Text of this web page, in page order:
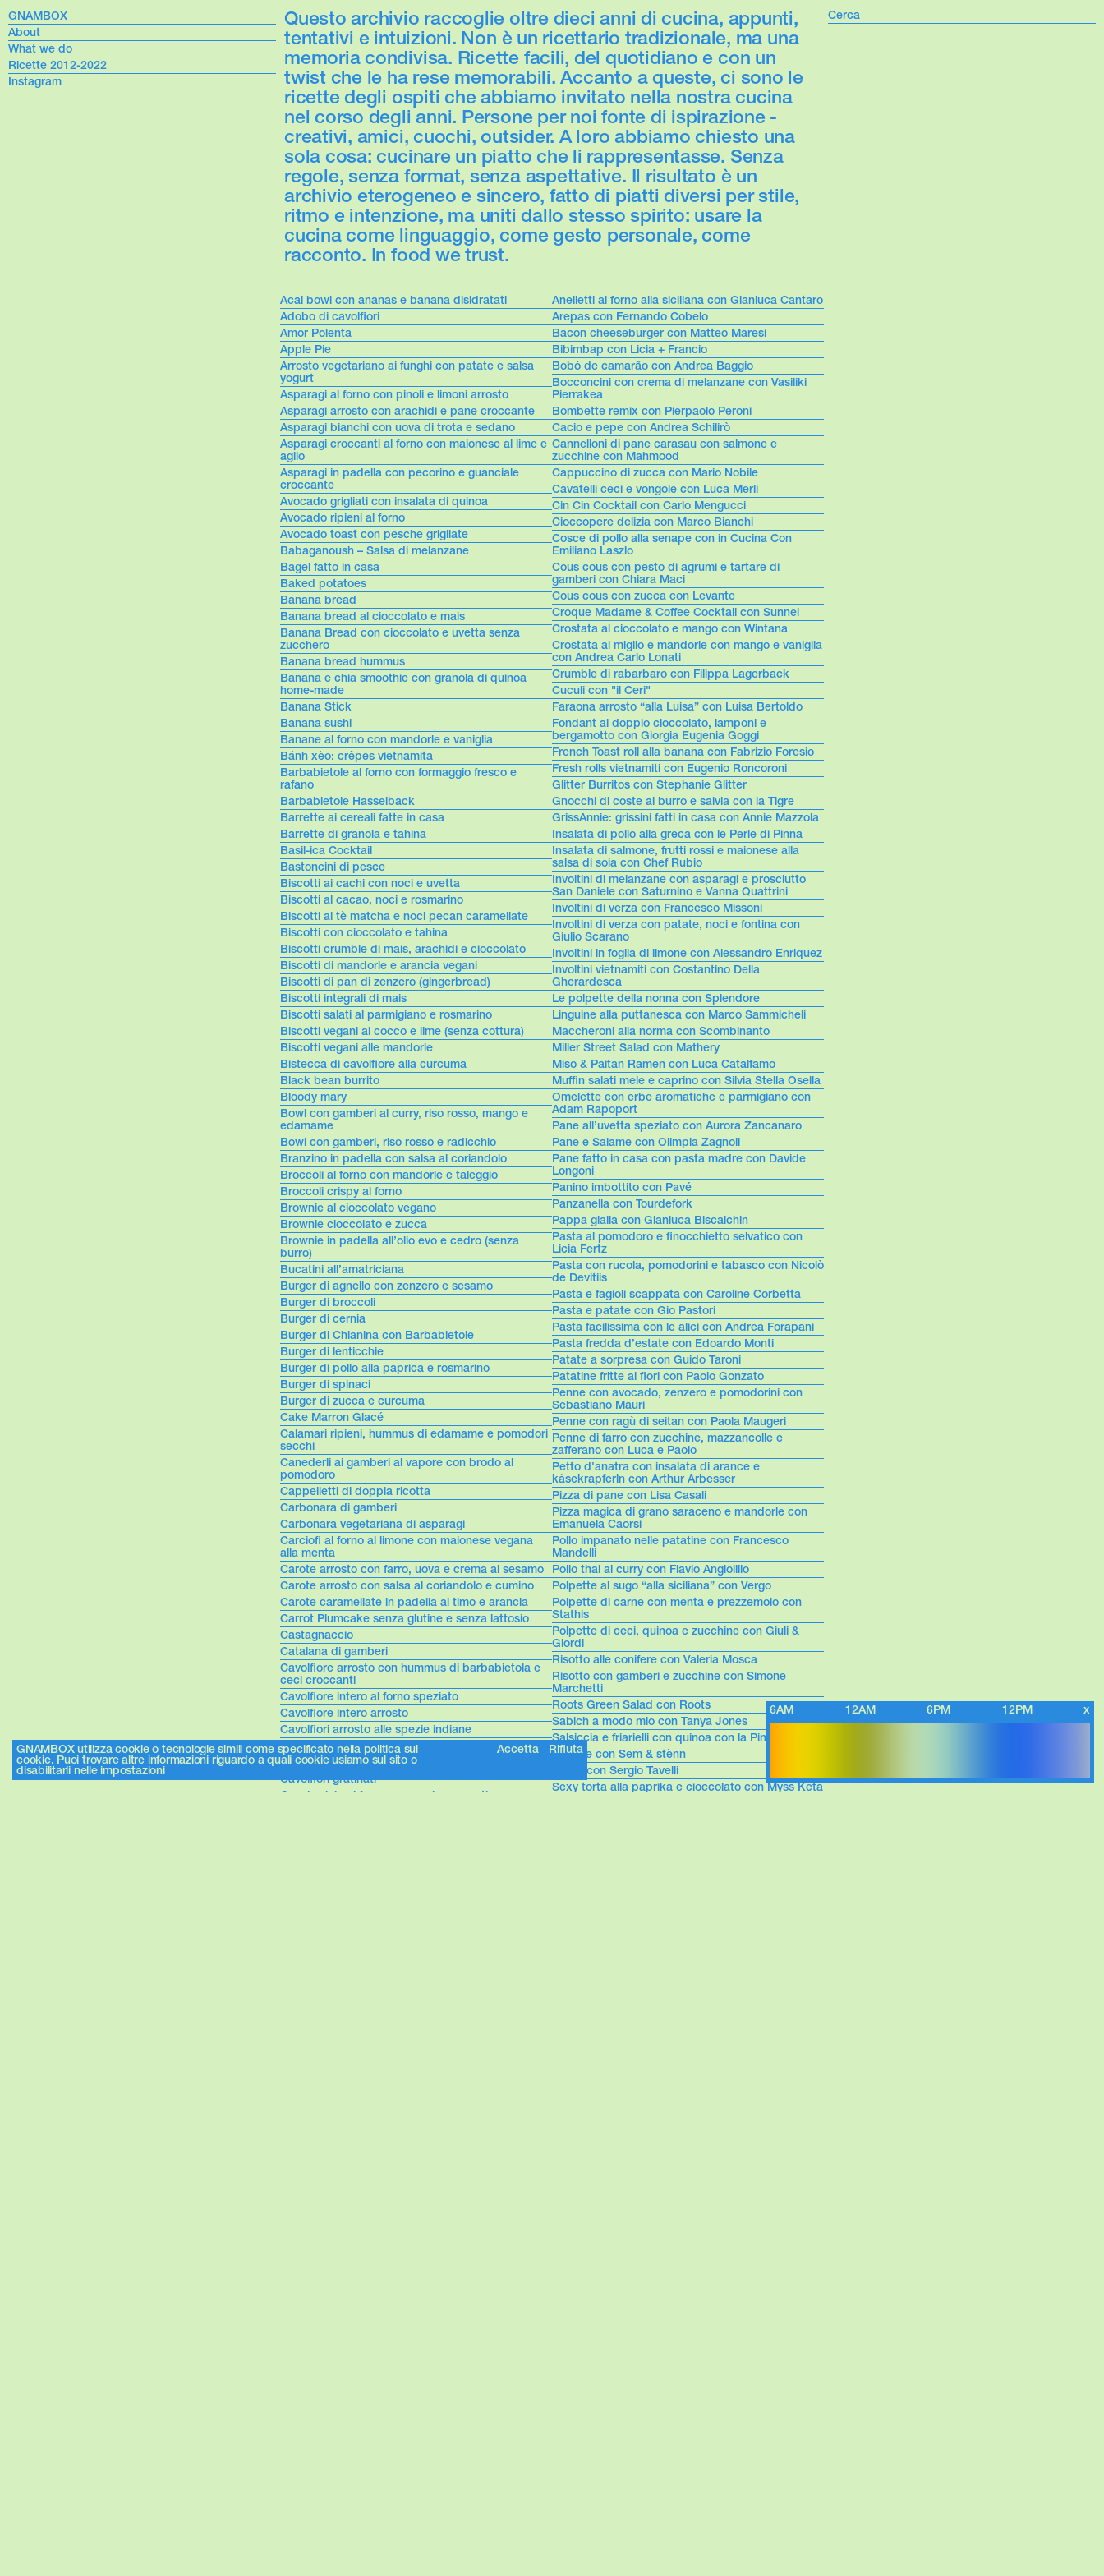
Questo archivio raccoglie oltre dieci anni di cucina, appunti,
tentativi e intuizioni. Non è un ricettario tradizionale, ma una
memoria condivisa. Ricette facili, del quotidiano e con un
twist che le ha rese memorabili. Accanto a queste, ci sono le
ricette degli ospiti che abbiamo invitato nella nostra cucina
nel corso degli anni. Persone per noi fonte di ispirazione -
creativi, amici, cuochi, outsider. A loro abbiamo chiesto una
sola cosa: cucinare un piatto che li rappresentasse. Senza
regole, senza format, senza aspettative. Il risultato è un
archivio eterogeneo e sincero, fatto di piatti diversi per stile,
ritmo e intenzione, ma uniti dallo stesso spirito: usare la
cucina come linguaggio, come gesto personale, come
racconto. In food we trust.
GNAMBOX
About
What we do
Ricette 2012-2022
Instagram
Acai bowl con ananas e banana disidratati
Adobo di cavolfiori
Amor Polenta
Apple Pie
Arrosto vegetariano ai funghi con patate e salsa
yogurt
Asparagi al forno con pinoli e limoni arrosto
Asparagi arrosto con arachidi e pane croccante
Asparagi bianchi con uova di trota e sedano
Asparagi croccanti al forno con maionese al lime e
aglio
Asparagi in padella con pecorino e guanciale
croccante
Avocado grigliati con insalata di quinoa
Avocado ripieni al forno
Avocado toast con pesche grigliate
Babaganoush – Salsa di melanzane
Bagel fatto in casa
Baked potatoes
Banana bread
Banana bread al cioccolato e mais
Banana Bread con cioccolato e uvetta senza
zucchero
Banana bread hummus
Banana e chia smoothie con granola di quinoa
home-made
Banana Stick
Banana sushi
Banane al forno con mandorle e vaniglia
Bánh xèo: crêpes vietnamita
Barbabietole al forno con formaggio fresco e
rafano
Barbabietole Hasselback
Barrette ai cereali fatte in casa
Barrette di granola e tahina
Basil-ica Cocktail
Bastoncini di pesce
Biscotti ai cachi con noci e uvetta
Biscotti al cacao, noci e rosmarino
Biscotti al tè matcha e noci pecan caramellate
Biscotti con cioccolato e tahina
Biscotti crumble di mais, arachidi e cioccolato
Biscotti di mandorle e arancia vegani
Biscotti di pan di zenzero (gingerbread)
Biscotti integrali di mais
Biscotti salati al parmigiano e rosmarino
Biscotti vegani al cocco e lime (senza cottura)
Biscotti vegani alle mandorle
Bistecca di cavolfiore alla curcuma
Black bean burrito
Bloody mary
Bowl con gamberi al curry, riso rosso, mango e
edamame
Bowl con gamberi, riso rosso e radicchio
Branzino in padella con salsa al coriandolo
Broccoli al forno con mandorle e taleggio
Broccoli crispy al forno
Brownie al cioccolato vegano
Brownie cioccolato e zucca
Brownie in padella all’olio evo e cedro (senza
burro)
Bucatini all’amatriciana
Burger di agnello con zenzero e sesamo
Burger di broccoli
Burger di cernia
Burger di Chianina con Barbabietole
Burger di lenticchie
Burger di pollo alla paprica e rosmarino
Burger di spinaci
Burger di zucca e curcuma
Cake Marron Glacé
Calamari ripieni, hummus di edamame e pomodori
secchi
Canederli ai gamberi al vapore con brodo al
pomodoro
Cappelletti di doppia ricotta
Carbonara di gamberi
Carbonara vegetariana di asparagi
Carciofi al forno al limone con maionese vegana
alla menta
Carote arrosto con farro, uova e crema al sesamo
Carote arrosto con salsa al coriandolo e cumino
Carote caramellate in padella al timo e arancia
Carrot Plumcake senza glutine e senza lattosio
Castagnaccio
Catalana di gamberi
Cavolfiore arrosto con hummus di barbabietola e
ceci croccanti
Cavolfiore intero al forno speziato
Cavolfiore intero arrosto
Cavolfiori arrosto alle spezie indiane
Cavolfiori arrosto con salsa yogurt e sesamo
Cavolfiori crispy al forno
Cavolfiori gratinati
Cavolo viola al forno con ceci croccanti
Anelletti al forno alla siciliana con Gianluca Cantaro
Arepas con Fernando Cobelo
Bacon cheeseburger con Matteo Maresi
Bibimbap con Licia + Francio
Bobó de camarão con Andrea Baggio
Bocconcini con crema di melanzane con Vasiliki
Pierrakea
Bombette remix con Pierpaolo Peroni
Cacio e pepe con Andrea Schilirò
Cannelloni di pane carasau con salmone e
zucchine con Mahmood
Cappuccino di zucca con Mario Nobile
Cavatelli ceci e vongole con Luca Merli
Cin Cin Cocktail con Carlo Mengucci
Cioccopere delizia con Marco Bianchi
Cosce di pollo alla senape con in Cucina Con
Emiliano Laszlo
Cous cous con pesto di agrumi e tartare di
gamberi con Chiara Maci
Cous cous con zucca con Levante
Croque Madame & Coffee Cocktail con Sunnei
Crostata al cioccolato e mango con Wintana
Crostata al miglio e mandorle con mango e vaniglia
con Andrea Carlo Lonati
Crumble di rabarbaro con Filippa Lagerback
Cuculi con "il Ceri"
Faraona arrosto “alla Luisa” con Luisa Bertoldo
Fondant al doppio cioccolato, lamponi e
bergamotto con Giorgia Eugenia Goggi
French Toast roll alla banana con Fabrizio Foresio
Fresh rolls vietnamiti con Eugenio Roncoroni
Glitter Burritos con Stephanie Glitter
Gnocchi di coste al burro e salvia con la Tigre
GrissAnnie: grissini fatti in casa con Annie Mazzola
Insalata di pollo alla greca con le Perle di Pinna
Insalata di salmone, frutti rossi e maionese alla
salsa di soia con Chef Rubio
Involtini di melanzane con asparagi e prosciutto
San Daniele con Saturnino e Vanna Quattrini
Involtini di verza con Francesco Missoni
Involtini di verza con patate, noci e fontina con
Giulio Scarano
Involtini in foglia di limone con Alessandro Enriquez
Involtini vietnamiti con Costantino Della
Gherardesca
Le polpette della nonna con Splendore
Linguine alla puttanesca con Marco Sammicheli
Maccheroni alla norma con Scombinanto
Miller Street Salad con Mathery
Miso & Paitan Ramen con Luca Catalfamo
Muffin salati mele e caprino con Silvia Stella Osella
Omelette con erbe aromatiche e parmigiano con
Adam Rapoport
Pane all’uvetta speziato con Aurora Zancanaro
Pane e Salame con Olimpia Zagnoli
Pane fatto in casa con pasta madre con Davide
Longoni
Panino imbottito con Pavé
Panzanella con Tourdefork
Pappa gialla con Gianluca Biscalchin
Pasta al pomodoro e finocchietto selvatico con
Licia Fertz
Pasta con rucola, pomodorini e tabasco con Nicolò
de Devitiis
Pasta e fagioli scappata con Caroline Corbetta
Pasta e patate con Gio Pastori
Pasta facilissima con le alici con Andrea Forapani
Pasta fredda d’estate con Edoardo Monti
Patate a sorpresa con Guido Taroni
Patatine fritte ai fiori con Paolo Gonzato
Penne con avocado, zenzero e pomodorini con
Sebastiano Mauri
Penne con ragù di seitan con Paola Maugeri
Penne di farro con zucchine, mazzancolle e
zafferano con Luca e Paolo
Petto d'anatra con insalata di arance e
kàsekrapferln con Arthur Arbesser
Pizza di pane con Lisa Casali
Pizza magica di grano saraceno e mandorle con
Emanuela Caorsi
Pollo impanato nelle patatine con Francesco
Mandelli
Pollo thai al curry con Flavio Angiolillo
Polpette al sugo “alla siciliana” con Vergo
Polpette di carne con menta e prezzemolo con
Stathis
Polpette di ceci, quinoa e zucchine con Giuli &
Giordi
Risotto alle conifere con Valeria Mosca
Risotto con gamberi e zucchine con Simone
Marchetti
Roots Green Salad con Roots
Sabich a modo mio con Tanya Jones
Salsiccia e friarielli con quinoa con la Pina
Scacce con Sem & stènn
Sciatt con Sergio Tavelli
Sexy torta alla paprika e cioccolato con Myss Keta
6AM 12AM 6PM 12PM x
GNAMBOX utilizza cookie o tecnologie simili come specificato nella politica sui
cookie. Puoi trovare altre informazioni riguardo a quali cookie usiamo sul sito o
disabilitarli nelle impostazioni
Accetta Rifiuta